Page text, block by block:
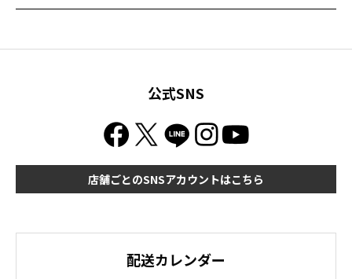
公式SNS
店舗ごとのSNSアカウントはこちら
配送カレンダー